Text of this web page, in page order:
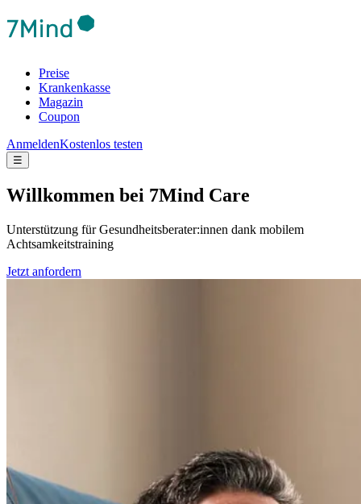
Preise
Krankenkasse
Magazin
Coupon
AnmeldenKostenlos testen
☰
Will­kom­men bei 7Mind Care
Unterstützung für Gesundheitsberater:innen dank mobilem
Achtsamkeitstraining
Jetzt anfordern